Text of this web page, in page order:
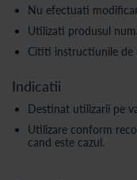
Nu efectuati
Utilizati produsul
Cititi instructiunile de
Indicatii
Destinat utilizarii pe
Utilizare conform
cand este cazul.